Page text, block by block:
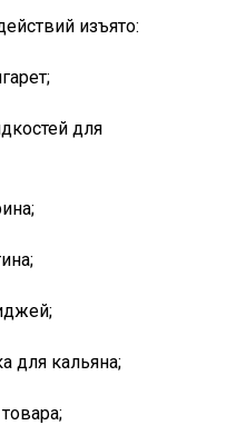
изъято:
для
для кальяна;